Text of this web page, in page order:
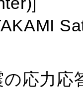
応力応